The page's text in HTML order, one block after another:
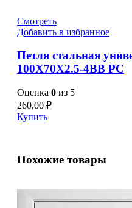
Смотреть
Добавить в избранное
Петля стальная
100X70X2.5-4BB PC
Оценка 0 из 5
260,00 ₽
Купить
Похожие товары